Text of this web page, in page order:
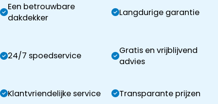
Een betrouwbare
dakdekker
Langdurige garantie
24/7 spoedservice
Gratis en vrijblijvend
advies
Klantvriendelijke service Transparante prijzen